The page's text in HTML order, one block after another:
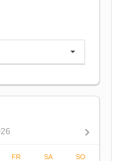
FR SA SO